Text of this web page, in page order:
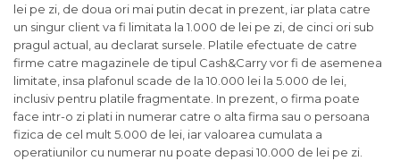
lei pe zi, de doua ori mai putin decat in prezent, iar plata catre
un singur client va fi limitata la 1.000 de lei pe zi, de cinci ori sub
pragul actual, au declarat sursele. Platile efectuate de catre
firme catre magazinele de tipul Cash&Carry vor fi de asemenea
limitate, insa plafonul scade de la 10.000 lei la 5.000 de lei,
inclusiv pentru platile fragmentate. In prezent, o firma poate
face intr-o zi plati in numerar catre o alta firma sau o persoana
fizica de cel mult 5.000 de lei, iar valoarea cumulata a
operatiunilor cu numerar nu poate depasi 10.000 de lei pe zi.